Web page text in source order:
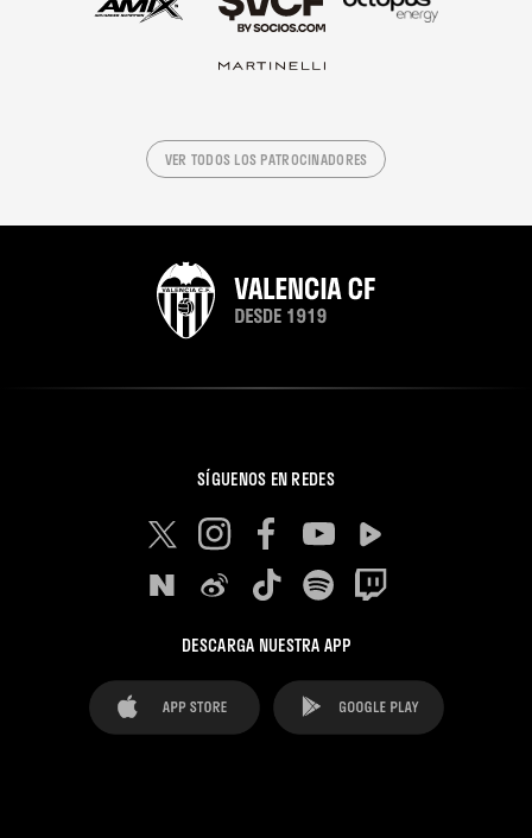
VER TODOS LOS PATROCINADORES
SÍGUENOS EN REDES
DESCARGA NUESTRA APP